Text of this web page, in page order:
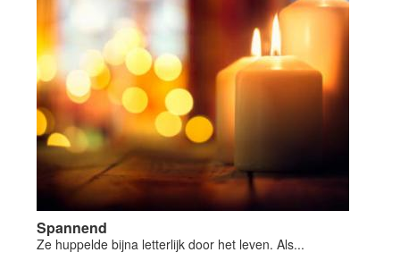
Spannend
Ze huppelde bijna letterlijk door het leven. Als...